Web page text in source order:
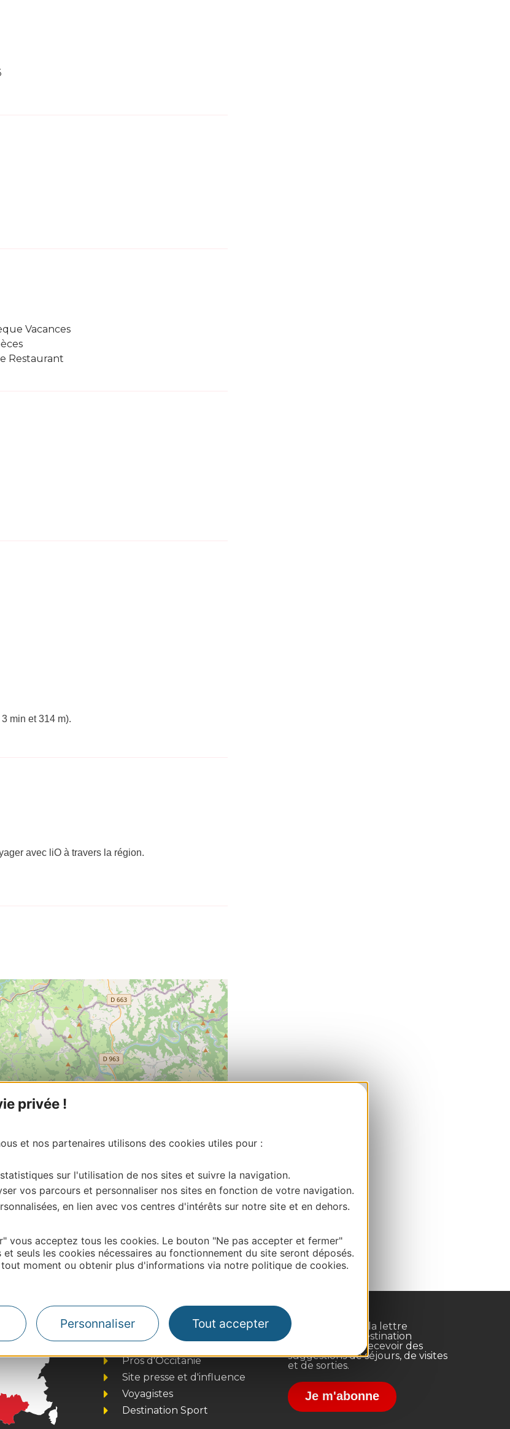
privée !
et nos partenaires utilisons des cookies utiles pour :
sur l'utilisation de nos sites et suivre la navigation.
vos parcours et personnaliser nos sites en fonction de votre navigation.
en lien avec vos centres d'intérêts sur notre site et en dehors.
vous acceptez tous les cookies. Le bouton "Ne pas accepter et fermer"
seuls les cookies nécessaires au fonctionnement du site seront déposés.
moment ou obtenir plus d'informations via notre politique de cookies.
Personnaliser Tout accepter
Vacances
Restaurant
min et 314 m).
avec liO à travers la région.
cette activité?
DE TOURISME DE CAPDENAC
Thermalisme
Business/Mice
Pros d'Occitanie
Site presse et d'influence
Voyagistes
Destination Sport
Inscrivez-vous à la lettre
d'information Destination
Occitanie pour recevoir des
suggestions de séjours, de visites
et de sorties.
Je m'abonne